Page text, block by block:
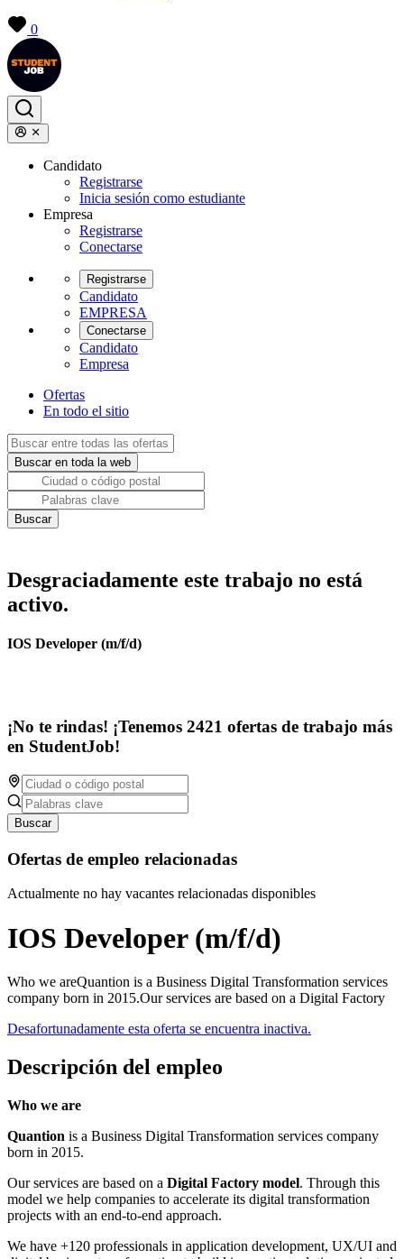
0
Candidato
Registrarse
Inicia sesión como estudiante
Empresa
Registrarse
Conectarse
Registrarse
Candidato
EMPRESA
Conectarse
Candidato
Empresa
Ofertas
En todo el sitio
Desgraciadamente este trabajo no está
activo.
IOS Developer (m/f/d)
¡No te rindas! ¡Tenemos 2421 ofertas de trabajo más
en StudentJob!
Buscar
Ofertas de empleo relacionadas
Actualmente no hay vacantes relacionadas disponibles
IOS Developer (m/f/d)
Who we areQuantion is a Business Digital Transformation services
company born in 2015.Our services are based on a Digital Factory
Desafortunadamente esta oferta se encuentra inactiva.
Descripción del empleo
Who we are
Quantion is a Business Digital Transformation services company
born in 2015.
Our services are based on a Digital Factory model. Through this
model we help companies to accelerate its digital transformation
projects with an end-to-end approach.
We have +120 professionals in application development, UX/UI and